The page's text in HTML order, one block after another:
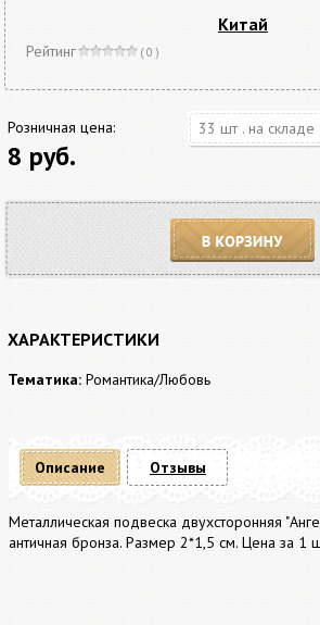
Китай
Рейтинг ( 0 )
Розничная цена:
8 руб.
33 шт . на складе
В корзину
ХАРАКТЕРИСТИКИ
Тематика: Романтика/Любовь
Описание
Металлическая подвеска двухсторонняя
античная бронза. Размер 2*1,5 см. Цена за 1
Отзывы